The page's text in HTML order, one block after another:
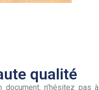
qualité
document, n’hésitez